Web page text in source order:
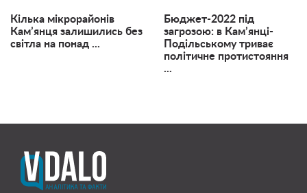
Кілька мікрорайонів
Кам’янця залишились без
світла на понад ...
Бюджет-2022 під
загрозою: в Кам’янці-
Подільському триває
політичне протистояння
...